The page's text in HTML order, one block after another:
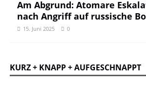
Am Abgrund: Atomare
nach Angriff auf russische
15. Juni 2025 0
KURZ + KNAPP + AUFGESCHNAPPT